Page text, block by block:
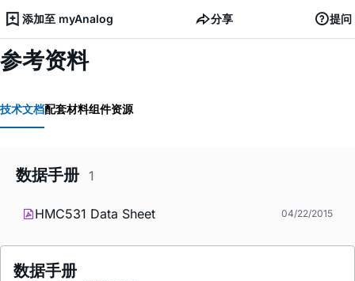
添加至 myAnalog 分享 提问
参考资料
技术文档配套材料组件资源
数据手册 1
HMC531 Data Sheet 04/22/2015
数据手册